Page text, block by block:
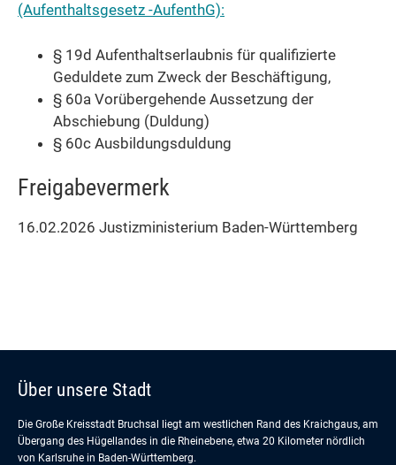
(Aufenthaltsgesetz -AufenthG):
§ 19d Aufenthaltserlaubnis für qualifizierte
Geduldete zum Zweck der Beschäftigung,
§ 60a Vorübergehende Aussetzung der
Abschiebung (Duldung)
§ 60c Ausbildungsduldung
Freigabevermerk
16.02.2026 Justizministerium Baden-Württemberg
Über unsere Stadt
Die Große Kreisstadt Bruchsal liegt am westlichen Rand des Kraichgaus, am
Übergang des Hügellandes in die Rheinebene, etwa 20 Kilometer nördlich
von Karlsruhe in Baden-Württemberg.